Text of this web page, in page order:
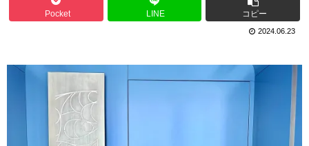
Pocket LINE コピー
2024.06.23